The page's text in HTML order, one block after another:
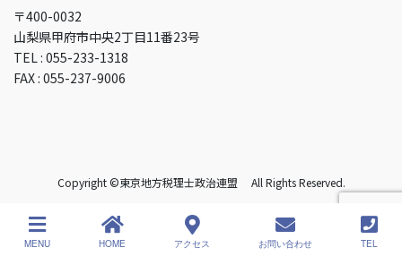
〒400-0032
山梨県甲府市中央2丁目11番23号
TEL : 055-233-1318
FAX : 055-237-9006
Copyright ©東京地方税理士政治連盟 All Rights Reserved.
MENU HOME アクセス お問い合わせ TEL